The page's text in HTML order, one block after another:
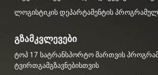
ლოგისტიკის დეპარტამენტის
გზამკვლევები
ტოპ 17 სატრანსპორტო მართვის
ტვირთგამგზავნებისთვის